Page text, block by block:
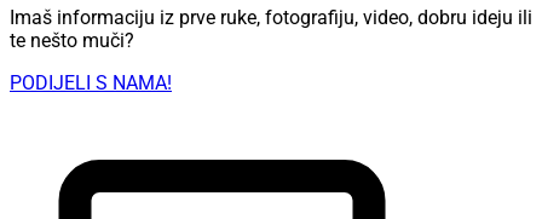
Imaš informaciju iz prve ruke, fotografiju, video, dobru ideju ili
te nešto muči?
PODIJELI S NAMA!